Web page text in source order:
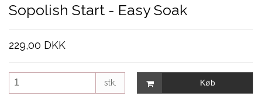
Sopolish Start - Easy Soak
229,00 DKK
stk. Køb